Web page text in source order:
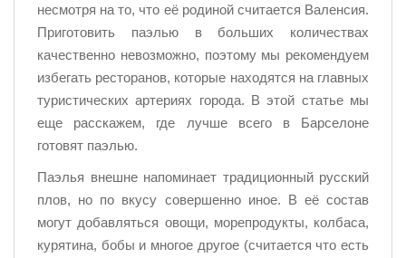
несмотря на то, что её родиной считается Валенсия.
Приготовить паэлью в больших количествах
качественно невозможно, поэтому мы рекомендуем
избегать ресторанов, которые находятся на главных
туристических артериях города. В этой статье мы
еще расскажем, где лучше всего в Барселоне
готовят паэлью.
Паэлья внешне напоминает традиционный русский
плов, но по вкусу совершенно иное. В её состав
могут добавляться овощи, морепродукты, колбаса,
курятина, бобы и многое другое (считается что есть